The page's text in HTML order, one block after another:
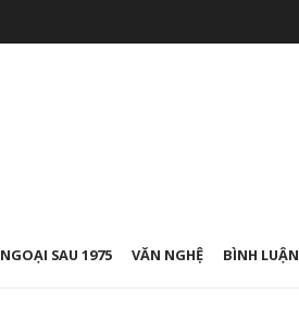
SAU 1975 VĂN NGHỆ BÌNH LUẬN